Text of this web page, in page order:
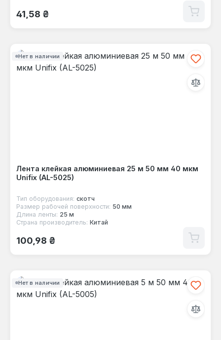
Обычная цена:
41,58 ₴
Нет в наличии
Лента клейкая алюминиевая 25 м 50 мм 40 мкм
Unifix (AL-5025)
Тип оборудования: скотч
Размер рабочей поверхности: 50 мм
Длина ленты: 25 м
Страна производитель: Китай
Обычная цена:
100,98 ₴
Нет в наличии